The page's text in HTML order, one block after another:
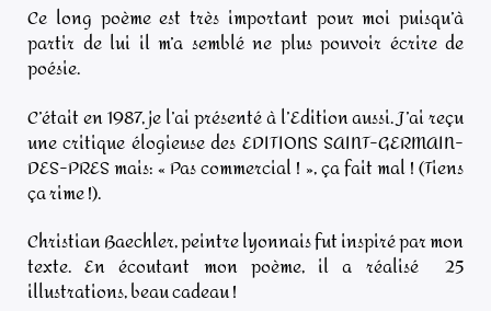
Ce long poème est très important pour moi puisqu’à
partir de lui il m’a semblé ne plus pouvoir écrire de
poésie.
C’était en 1987, je l’ai présenté à l’Edition aussi. J’ai reçu
une critique élogieuse des EDITIONS SAINT-GERMAIN-
DES-PRES mais: « Pas commercial ! », ça fait mal ! (Tiens
ça rime !).
Christian Baechler, peintre lyonnais fut inspiré par mon
texte. En écoutant mon poème, il a réalisé 25
illustrations, beau cadeau !